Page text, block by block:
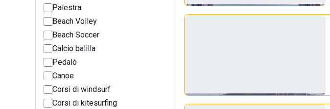
Palestra
Beach Volley
Beach Soccer
Calcio balilla
Pedalò
Canoe
Corsi di windsurf
Corsi di kitesurfing